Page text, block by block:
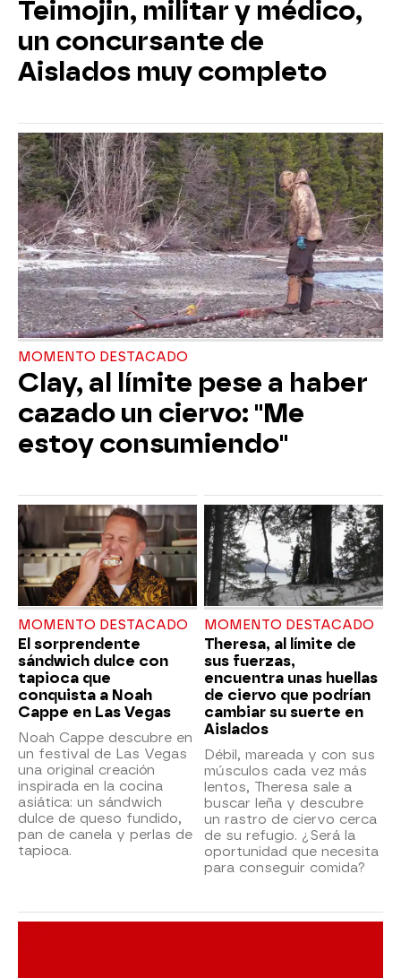
Teimojin, militar y médico,
un concursante de
Aislados muy completo
MOMENTO DESTACADO
Clay, al límite pese a haber
cazado un ciervo: "Me
estoy consumiendo"
MOMENTO DESTACADO
El sorprendente
sándwich dulce con
tapioca que
conquista a Noah
Cappe en Las Vegas
Noah Cappe descubre en
un festival de Las Vegas
una original creación
inspirada en la cocina
asiática: un sándwich
dulce de queso fundido,
pan de canela y perlas de
tapioca.
MOMENTO DESTACADO
Theresa, al límite de
sus fuerzas,
encuentra unas huellas
de ciervo que podrían
cambiar su suerte en
Aislados
Débil, mareada y con sus
músculos cada vez más
lentos, Theresa sale a
buscar leña y descubre
un rastro de ciervo cerca
de su refugio. ¿Será la
oportunidad que necesita
para conseguir comida?